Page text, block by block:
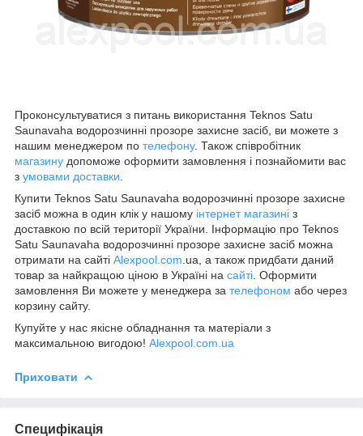
Проконсультуватися з питань використання Teknos Satu
Saunavaha водорозчинні прозоре захисне засіб, ви можете з
нашим менеджером по телефону. Також співробітник
магазину допоможе оформити замовлення і познайомити вас
з умовами доставки
Купити Teknos Satu Saunavaha водорозчинні прозоре захисне
засіб можна в один клік у нашому інтернет магазині з
доставкою по всій території України. Інформацію про Teknos
Satu Saunavaha водорозчинні прозоре захисне засіб можна
отримати на сайті Alexpool.com .ua, а також придбати даний
товар за найкращою ціною в Україні на сайті . Оформити
замовлення Ви можете у менеджера за телефоном або через
корзину сайту.
Купуйте у нас якісне обладнання та матеріали з
максимальною вигодою! Alexpool.com.ua
Приховати
Специфікація